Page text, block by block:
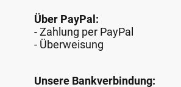
Über PayPal:
- Zahlung per PayPal
- Überweisung
Unsere Bankverbindung: